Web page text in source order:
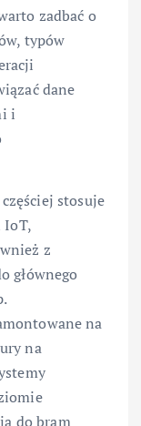
zadbać o
typów
dane
i
stosuje
IoT,
z
głównego
na
na
do bram